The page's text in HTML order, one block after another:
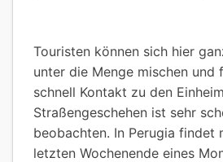
Touristen können sich hier
unter die Menge mischen und
schnell Kontakt zu den
Straßengeschehen ist sehr
beobachten. In Perugia findet
letzten Wochenende eines